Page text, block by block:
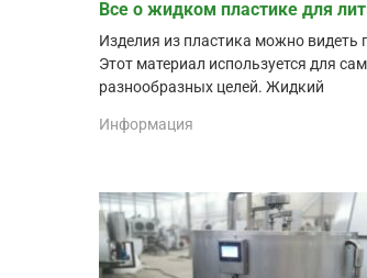
Все о жидком пластике для
Изделия из пластика можно видеть
Этот материал используется для
разнообразных целей. Жидкий
Информация